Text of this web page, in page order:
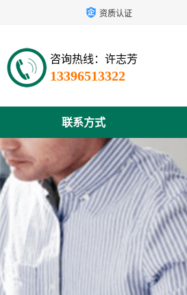
资质认证
咨询热线：许志芳
13396513322
联系方式